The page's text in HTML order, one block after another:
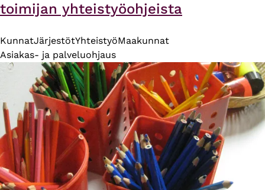
toimijan yhteistyöohjeista
KunnatJärjestötYhteistyöMaakunnat
Asiakas- ja palveluohjaus